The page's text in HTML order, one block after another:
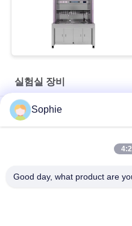
실험실 장비
자동 청소 냄새 없는 304 스테
이블
효율적인 자동 제어 산업용 신
강력한 220V 원자 흡수 후드, 실
Sophie
Good day, what product are